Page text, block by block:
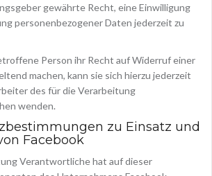
gewährte Recht, eine Einwilligung
personenbezogener Daten jederzeit zu
Person ihr Recht auf Widerruf einer
machen, kann sie sich hierzu jederzeit
des für die Verarbeitung
wenden.
zu Einsatz und
Facebook
Verantwortliche hat auf dieser